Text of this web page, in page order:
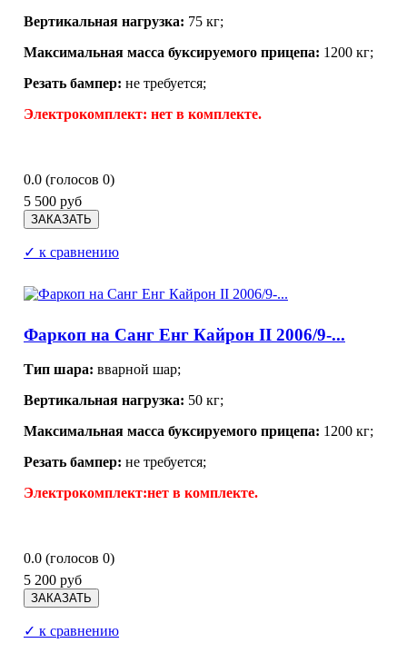
Вертикальная нагрузка: 75 кг;
Максимальная масса буксируемого прицепа: 1200 кг;
Резать бампер: не требуется;
Электрокомплект: нет в комплекте.
0.0 (голосов 0)
5 500 руб
✓ к сравнению
Фаркоп на Санг Енг Кайрон II 2006/9-...
Тип шара: вварной шар;
Вертикальная нагрузка: 50 кг;
Максимальная масса буксируемого прицепа: 1200 кг;
Резать бампер: не требуется;
Электрокомплект:нет в комплекте.
0.0 (голосов 0)
5 200 руб
✓ к сравнению